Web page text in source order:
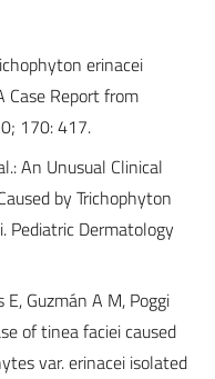
erinacei
Case Report from
170: 417.
An Unusual Clinical
by Trichophyton
Pediatric Dermatology
Guzmán A M, Poggi
of tinea faciei caused
var. erinacei isolated